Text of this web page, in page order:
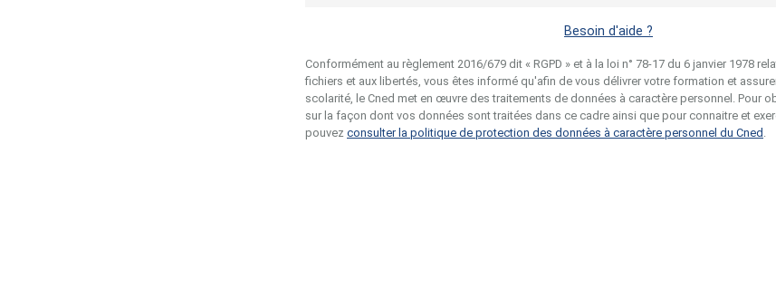
Besoin d'aide ?
Conformément au règlement 2016/679 dit « RGPD » et à la loi n° 78-17 du 6 janvier 1978
fichiers et aux libertés, vous êtes informé qu'afin de vous délivrer votre formation et
scolarité, le Cned met en œuvre des traitements de données à caractère personnel. Pour
sur la façon dont vos données sont traitées dans ce cadre ainsi que pour connaitre et
pouvez consulter la politique de protection des données à caractère personnel du Cned .